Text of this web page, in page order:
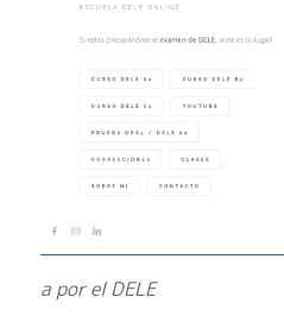
a por el DELE